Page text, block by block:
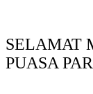
SELAMAT
PUASA